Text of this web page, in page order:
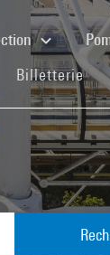
Billetterie